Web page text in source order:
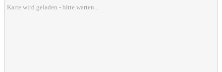
Karte wird geladen - bitte warten...